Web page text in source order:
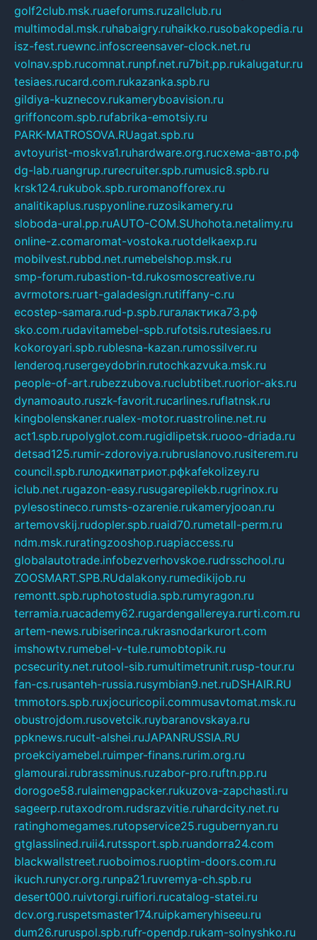
golf2club.msk.ruaeforums.ruzallclub.ru
multimodal.msk.ruhabaigry.ruhaikko.rusobakopedia.ru
isz-fest.ruewnc.infoscreensaver-clock.net.ru
volnav.spb.rucomnat.runpf.net.ru7bit.pp.rukalugatur.ru
tesiaes.rucard.com.rukazanka.spb.ru
gildiya-kuznecov.rukameryboavision.ru
griffoncom.spb.rufabrika-emotsiy.ru
PARK-MATROSOVA.RUagat.spb.ru
avtoyurist-moskva1.ruhardware.org.ruсхема-авто.рф
dg-lab.ruangrup.rurecruiter.spb.rumusic8.spb.ru
krsk124.rukubok.spb.ruromanofforex.ru
analitikaplus.ruspyonline.ruzosikamery.ru
sloboda-ural.pp.ruAUTO-COM.SUhohota.netalimy.ru
online-z.comaromat-vostoka.ruotdelkaexp.ru
mobilvest.rubbd.net.rumebelshop.msk.ru
smp-forum.rubastion-td.rukosmoscreative.ru
avrmotors.ruart-galadesign.rutiffany-c.ru
ecostep-samara.rud-p.spb.ruгалактика73.рф
sko.com.rudavitamebel-spb.rufotsis.rutesiaes.ru
kokoroyari.spb.rublesna-kazan.rumossilver.ru
lenderoq.rusergeydobrin.rutochkazvuka.msk.ru
people-of-art.rubezzubova.ruclubtibet.ruorior-aks.ru
dynamoauto.ruszk-favorit.rucarlines.ruflatnsk.ru
kingbolenskaner.rualex-motor.ruastroline.net.ru
act1.spb.rupolyglot.com.rugidlipetsk.ruooo-driada.ru
detsad125.rumir-zdoroviya.rubruslanovo.rusiterem.ru
council.spb.ruлодкипатриот.рфkafekolizey.ru
iclub.net.rugazon-easy.rusugarepilekb.rugrinox.ru
pylesostineco.rumsts-ozarenie.rukameryjooan.ru
artemovskij.rudopler.spb.ruaid70.rumetall-perm.ru
ndm.msk.ruratingzooshop.ruapiaccess.ru
globalautotrade.infobezverhovskoe.rudrsschool.ru
ZOOSMART.SPB.RUdalakony.rumedikijob.ru
remontt.spb.ruphotostudia.spb.rumyragon.ru
terramia.ruacademy62.rugardengallereya.rurti.com.ru
artem-news.rubiserinca.rukrasnodarkurort.com
imshowtv.rumebel-v-tule.rumobtopik.ru
pcsecurity.net.rutool-sib.rumultimetrunit.rusp-tour.ru
fan-cs.rusanteh-russia.rusymbian9.net.ruDSHAIR.RU
tmmotors.spb.ruxjocuricopii.commusavtomat.msk.ru
obustrojdom.rusovetcik.ruybaranovskaya.ru
ppknews.rucult-alshei.ruJAPANRUSSIA.RU
proekciyamebel.ruimper-finans.rurim.org.ru
glamourai.rubrassminus.ruzabor-pro.ruftn.pp.ru
dorogoe58.rulaimengpacker.rukuzova-zapchasti.ru
sageerp.rutaxodrom.rudsrazvitie.ruhardcity.net.ru
ratinghomegames.rutopservice25.rugubernyan.ru
gtglasslined.ruii4.rutssport.spb.ruandorra24.com
blackwallstreet.ruoboimos.ruoptim-doors.com.ru
ikuch.runycr.org.runpa21.ruvremya-ch.spb.ru
desert000.ruivtorgi.ruifiori.rucatalog-statei.ru
dcv.org.ruspetsmaster174.ruipkameryhiseeu.ru
dum26.ruruspol.spb.rufr-opendp.rukam-solnyshko.ru